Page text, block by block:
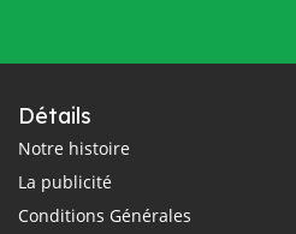
Détails
Notre histoire
La publicité
Conditions Générales